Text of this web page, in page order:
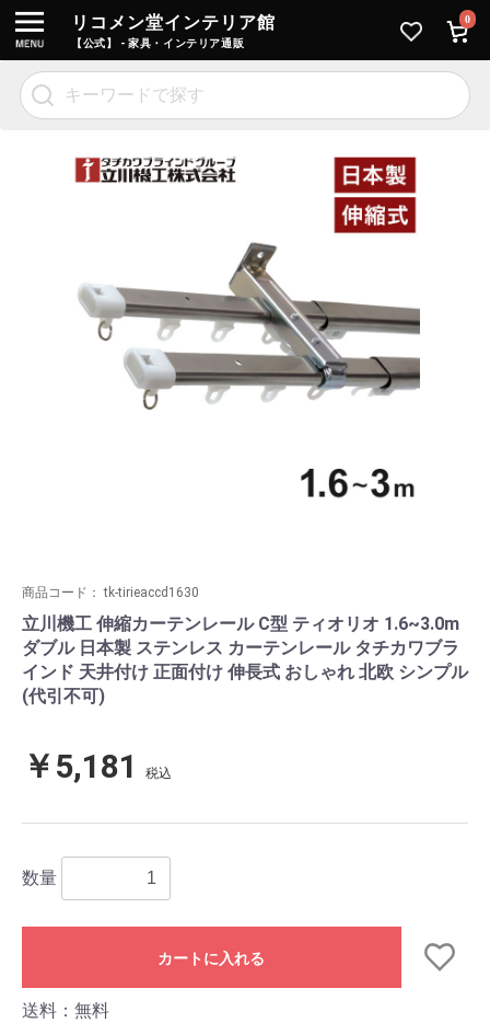
リコメン堂インテリア館
【公式】 - 家具・インテリア通販
0
商品コード：tk-tirieaccd1630
立川機工 伸縮カーテンレール C型 ティオリオ 1.6~3.0m
ダブル 日本製 ステンレス カーテンレール タチカワブラ
インド 天井付け 正面付け 伸長式 おしゃれ 北欧 シンプル
(代引不可)
￥5,181 税込
数量
カートに入れる
送料：無料